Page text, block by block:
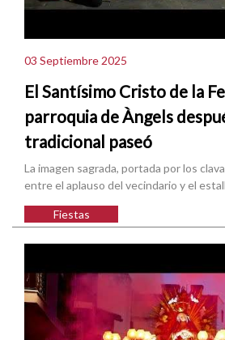
03 Septiembre 2025
El Santísimo Cristo de la
parroquia de Àngels
tradicional paseó
La imagen sagrada, portada por los
entre el aplauso del vecindario y el
Fiestas